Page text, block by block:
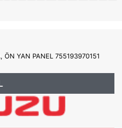
ÖN YAN PANEL 755193970151